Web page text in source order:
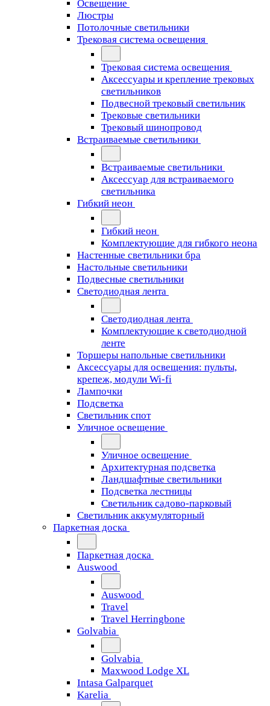
Освещение
Люстры
Потолочные светильники
Трековая система освещения
Трековая система освещения
Аксессуары и крепление трековых
светильников
Подвесной трековый светильник
Трековые светильники
Трековый шинопровод
Встраиваемые светильники
Встраиваемые светильники
Аксессуар для встраиваемого
светильника
Гибкий неон
Гибкий неон
Комплектующие для гибкого неона
Настенные светильники бра
Настольные светильники
Подвесные светильники
Светодиодная лента
Светодиодная лента
Комплектующие к светодиодной
ленте
Торшеры напольные светильники
Аксессуары для освещения: пульты,
крепеж, модули Wi-fi
Лампочки
Подсветка
Светильник спот
Уличное освещение
Уличное освещение
Архитектурная подсветка
Ландшафтные светильники
Подсветка лестницы
Светильник садово-парковый
Светильник аккумуляторный
Паркетная доска
Паркетная доска
Auswood
Auswood
Travel
Travel Herringbone
Golvabia
Golvabia
Maxwood Lodge XL
Intasa Galparquet
Karelia